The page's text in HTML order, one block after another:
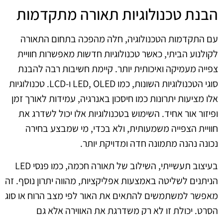
הבנת טכנולוגיות תאורה מתקדמות
עם התקדמות הטכנולוגיה, חלה מהפכה בתחום התאורה
לקולנוע הביתי, כאשר טכנולוגיות חדשות מאפשרות חוויית
צפייה מעמיקה ואיכותית יותר. קיימת חשיבות רבה להבנת
סוגי הטכנולוגיות השונות, כמו LED, OLED ו-LCD. טכנולוגיות
אלו מציעות יתרונות כמו חיסכון באנרגיה, עמידות לאורך זמן
ופיזור אור אחיד. השימוש בטכנולוגיות אלו יכול לשדרג את
חוויית הצפייה משמעותית, ולא בכדי, מי שמבצע בחירה
נכונה נהנה מתמונה חדה ומדויקת יותר.
בעיצוב תעשייתי, השילוב של תאורה חכמה, כמו פנסי LED
הניתנים לשליטה באמצעות אפליקציות, מהווה יתרון נוסף. זה
מאפשר למשתמשים להתאים את האור לפי מצב הרוח או סוג
הסרט. יכולת זו לא רק משדרגת את האווירה אלא גם